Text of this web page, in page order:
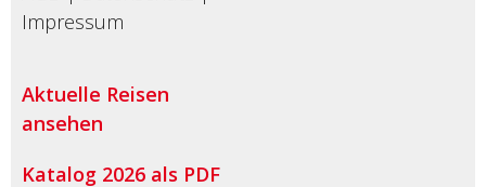
Impressum
Aktuelle Reisen
ansehen
Katalog 2026 als PDF